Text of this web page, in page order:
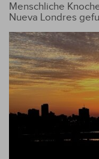
Menschliche
Nueva Londres